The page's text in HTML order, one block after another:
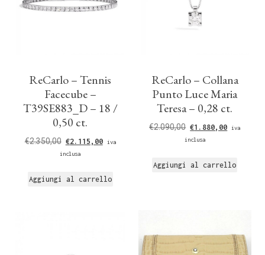
ReCarlo – Tennis
Facecube –
T39SE883_D – 18 /
0,50 ct.
€2.350,00 €2.115,00
iva
inclusa
Aggiungi al carrello
ReCarlo – Collana
Punto Luce Maria
Teresa – 0,28 ct.
€2.090,00 €1.880,00
iva
inclusa
Aggiungi al carrello